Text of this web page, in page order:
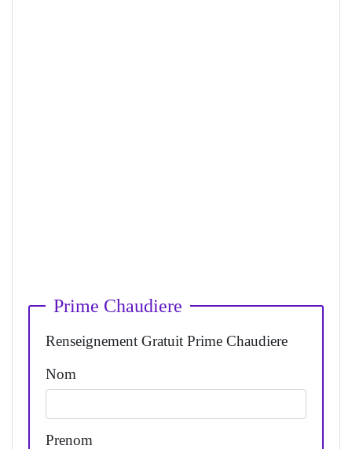
Prime Chaudiere
Renseignement Gratuit Prime Chaudiere
Nom
Prenom